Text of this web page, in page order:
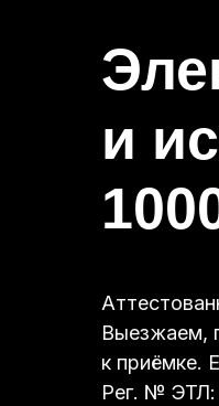
и
Выезжаем,
к приёмке.
Рег. №